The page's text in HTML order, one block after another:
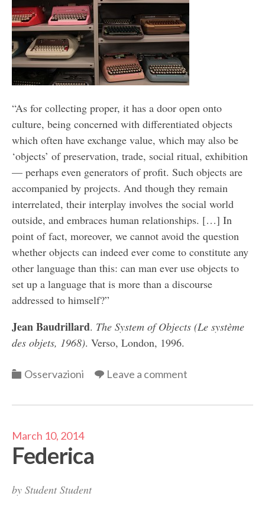
“As for collecting proper, it has a door open onto
culture, being concerned with differentiated objects
which often have exchange value, which may also be
‘objects’ of preservation, trade, social ritual, exhibition
— perhaps even generators of profit. Such objects are
accompanied by projects. And though they remain
interrelated, their interplay involves the social world
outside, and embraces human relationships. […] In
point of fact, moreover, we cannot avoid the question
whether objects can indeed ever come to constitute any
other language than this: can man ever use objects to
set up a language that is more than a discourse
addressed to himself?”
Jean Baudrillard. The System of Objects (Le système
des objets, 1968). Verso, London, 1996.
Categories
Osservazioni Leave a comment
March 10, 2014
Federica
by Student Student